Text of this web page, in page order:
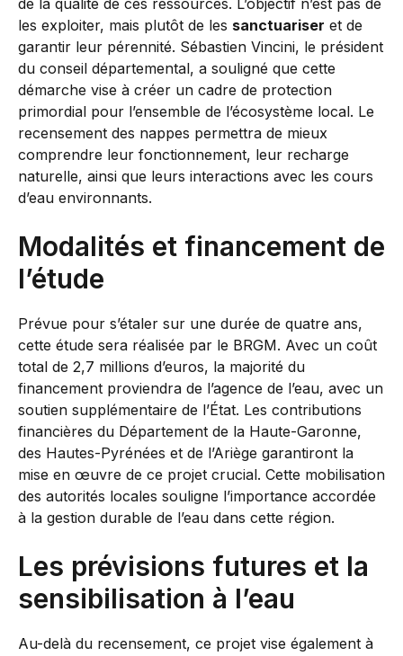
les exploiter, mais plutôt de les sanctuariser et de
garantir leur pérennité. Sébastien Vincini, le président
du conseil départemental, a souligné que cette
démarche vise à créer un cadre de protection
primordial pour l’ensemble de l’écosystème local. Le
recensement des nappes permettra de mieux
comprendre leur fonctionnement, leur recharge
naturelle, ainsi que leurs interactions avec les cours
d’eau environnants.
Modalités et financement de
l’étude
Prévue pour s’étaler sur une durée de quatre ans,
cette étude sera réalisée par le BRGM. Avec un coût
total de 2,7 millions d’euros, la majorité du
financement proviendra de l’agence de l’eau, avec un
soutien supplémentaire de l’État. Les contributions
financières du Département de la Haute-Garonne,
des Hautes-Pyrénées et de l’Ariège garantiront la
mise en œuvre de ce projet crucial. Cette mobilisation
des autorités locales souligne l’importance accordée
à la gestion durable de l’eau dans cette région.
Les prévisions futures et la
sensibilisation à l’eau
Au-delà du recensement, ce projet vise également à